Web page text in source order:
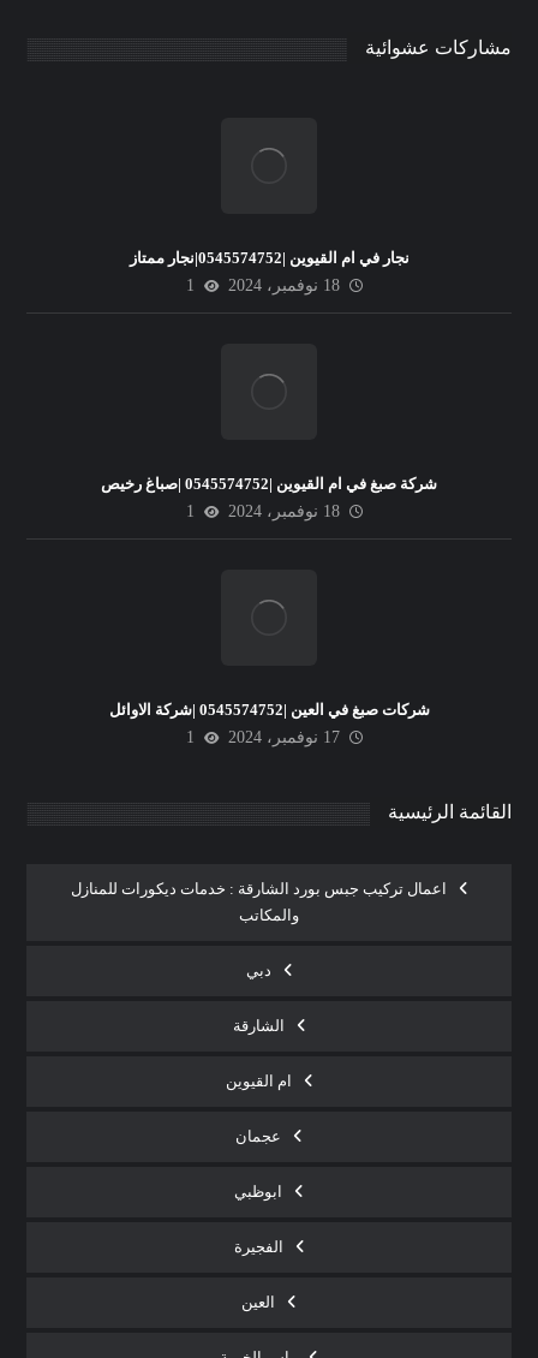
مشاركات عشوائية
نجار في ام القيوين |0545574752|نجار ممتاز
18 نوفمبر، 2024
1
شركة صبغ في ام القيوين |0545574752 |صباغ رخيص
18 نوفمبر، 2024
1
شركات صبغ في العين |0545574752 |شركة الاوائل
17 نوفمبر، 2024
1
القائمة الرئيسية
اعمال تركيب جبس بورد الشارقة : خدمات ديكورات للمنازل
والمكاتب
دبي
الشارقة
ام القيوين
عجمان
ابوظبي
الفجيرة
العين